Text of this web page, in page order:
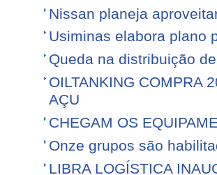
Nissan planeja
Usiminas elabora plano
Queda na distribuição
OILTANKING COMPRA
AÇU
CHEGAM OS
Onze grupos são
LIBRA LOGÍSTICA